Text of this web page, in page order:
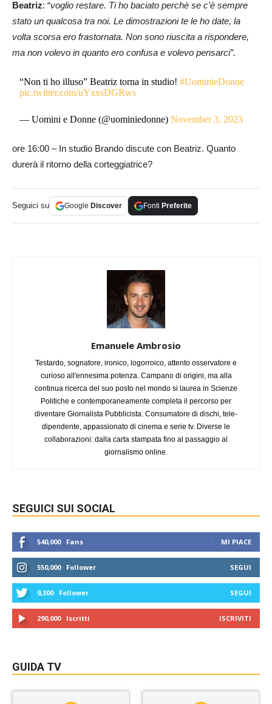
Beatriz: “voglio restare. Ti ho baciato perchè se c’è sempre
stato un qualcosa tra noi. Le dimostrazioni te le ho date, la
volta scorsa ero frastornata. Non sono riuscita a rispondere,
ma non volevo in quanto ero confusa e volevo pensarci”.
“Non ti ho illuso” Beatriz torna in studio!#UominieDonne
pic.twitter.com/uYxxsDGRws
— Uomini e Donne (@uominiedonne)November 3, 2023
ore 16:00 – In studio Brando discute con Beatriz. Quanto
durerà il ritorno della corteggiatrice?
Seguici su Google Discover Fonti Preferite
Emanuele Ambrosio
Testardo, sognatore, ironico, logorroico, attento osservatore e
curioso all'ennesima potenza. Campano di origini, ma alla
continua ricerca del suo posto nel mondo si laurea in Scienze
Politiche e contemporaneamente completa il percorso per
diventare Giornalista Pubblicista. Consumatore di dischi, tele-
dipendente, appassionato di cinema e serie tv. Diverse le
collaborazioni: dalla carta stampata fino al passaggio al
giornalismo online.
SEGUICI SUI SOCIAL
540,000 Fans MI PIACE
550,000 Follower SEGUI
9,300 Follower SEGUI
290,000 Iscritti ISCRIVITI
GUIDA TV